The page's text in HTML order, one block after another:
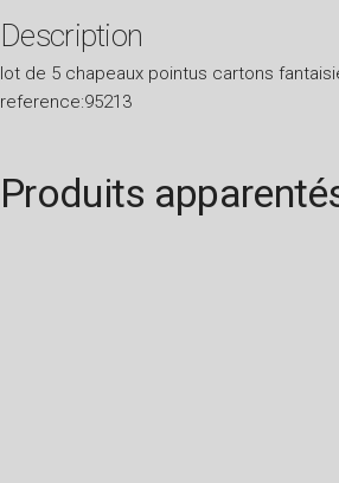
Description
lot de 5 chapeaux pointus cartons
reference:95213
Produits